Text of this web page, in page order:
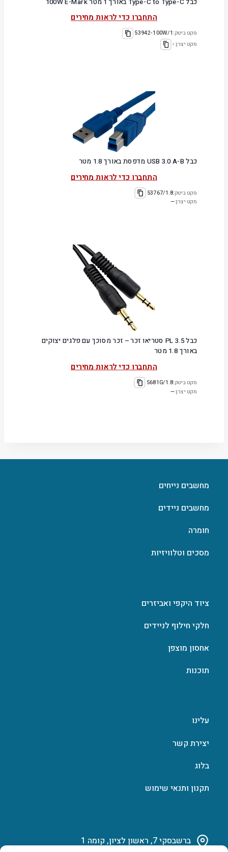
התחברו כדי לראות מחירים
מקט ביטק:53942-100W/1
מקט יצרן:-
כבל USB 3.0 A-B מדפסת באורך 1.8 מטר
התחברו כדי לראות מחירים
מקט ביטק:53767/1.8
מקט יצרן:—
כבל PL 3.5 סטריאו זכר – זכר מסוכך עם פלגים יצוקים
באורך 1.8 מטר
התחברו כדי לראות מחירים
מקט ביטק:5681G/1.8
מקט יצרן:—
מחשבים נייחים
מחשבים ניידים
חומרה
מסכים וטלוויזיות
ציוד היקפי ואביזרים
חלקי חילוף לניידים
אחסון מוצפן
תוכנות
עלינו
יצירת קשר
בלוג
תקנון ותנאי שימוש
ברשבסקי 7, ראשון לציון, קומה 1